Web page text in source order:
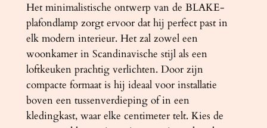
A
K
E
z
w
a
r
t
Het minimalistische ontwerp van de BLAKE-
plafondlamp zorgt ervoor dat hij perfect past in
elk modern interieur. Het zal zowel een
woonkamer in Scandinavische stijl als een
loftkeuken prachtig verlichten. Door zijn
compacte formaat is hij ideaal voor installatie
boven een tussenverdieping of in een
kledingkast, waar elke centimeter telt. Kies de